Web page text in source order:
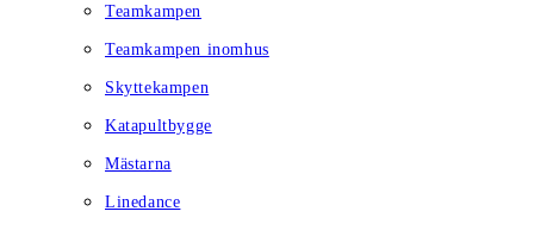
Teamkampen
Teamkampen inomhus
Skyttekampen
Katapultbygge
Mästarna
Linedance